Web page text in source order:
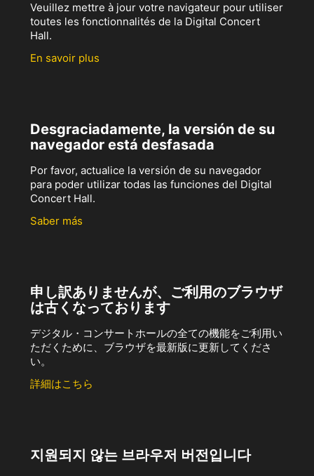
Veuillez mettre à jour votre navigateur pour utiliser
toutes les fonctionnalités de la Digital Concert
Hall.
En savoir plus
Desgraciadamente, la versión de su
navegador está desfasada
Por favor, actualice la versión de su navegador
para poder utilizar todas las funciones del Digital
Concert Hall.
Saber más
申し訳ありませんが、ご利用のブラウザ
は古くなっております
デジタル・コンサートホールの全ての機能をご利用い
ただくために、ブラウザを最新版に更新してくださ
い。
詳細はこちら
지원되지 않는 브라우저 버전입니다